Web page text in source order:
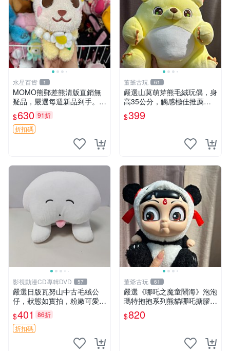
水星百貨 1
MOMO熊郵差熊清版直銷無
疑品，嚴選每週新品到手。紅
薯啵啵鮮果間 郵差熊 清版 紅
薯啵啵間
$630 91折
折扣碼
董爺古玩 61
嚴選山莫萌芽熊毛絨玩偶，身
高35公分，觸感極佳推薦收
藏 萌芽熊 毛絨玩偶 串珠玩偶
$399
影視動漫CD專輯DVD 57
嚴選日版瓦努山中古毛絨公
仔，狀態如實拍，粉嫩可愛粉
絲必備。中古珍藏保管精細，
紙箱氣泡膜包裝妥帖送達。
中古玩偶 玩具 毛絨公仔
$401 86折
折扣碼
董爺古玩 61
嚴選《哪吒之魔童鬧海》泡泡
瑪特抱抱系列熊貓哪吒搪膠臉
毛絨， STATE：如圖顯示 哪
吒 毛絨公仔 泡泡瑪特
$820